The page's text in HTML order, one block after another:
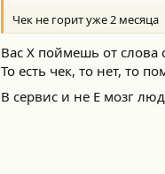
Чек не горит уже 2 месяца
Вас Х поймешь от слова
То есть чек, то нет, то
В сервис и не Е мозг